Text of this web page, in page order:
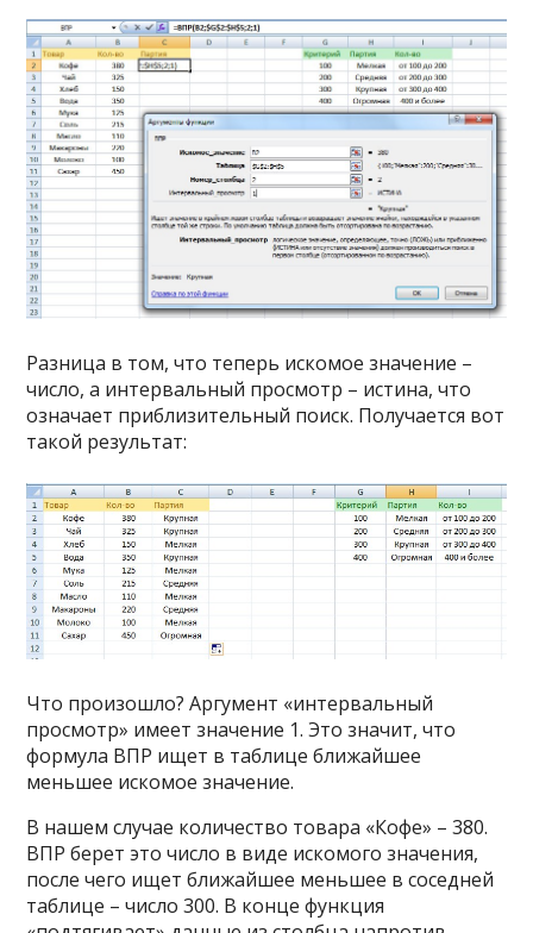
Разница в том, что теперь искомое значение –
число, а интервальный просмотр – истина, что
означает приблизительный поиск. Получается вот
такой результат:
Что произошло? Аргумент «интервальный
просмотр» имеет значение 1. Это значит, что
формула ВПР ищет в таблице ближайшее
меньшее искомое значение.
В нашем случае количество товара «Кофе» – 380.
ВПР берет это число в виде искомого значения,
после чего ищет ближайшее меньшее в соседней
таблице – число 300. В конце функция